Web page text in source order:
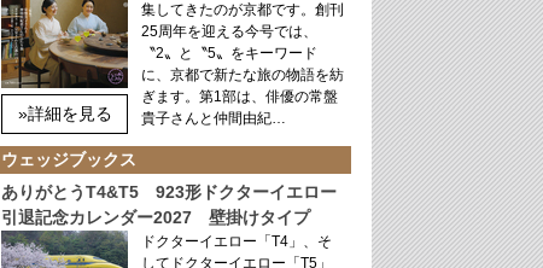
»詳細を見る
集してきたのが京都です。創刊
25周年を迎える今号では、
〝2〟と〝5〟をキーワード
に、京都で新たな旅の物語を紡
ぎます。第1部は、俳優の常盤
貴子さんと仲間由紀…
ウェッジブックス
ありがとうT4&T5 923形ドクターイエロー
引退記念カレンダー2027 壁掛けタイプ
ドクターイエロー「T4」、そ
してドクターイエロー「T5」